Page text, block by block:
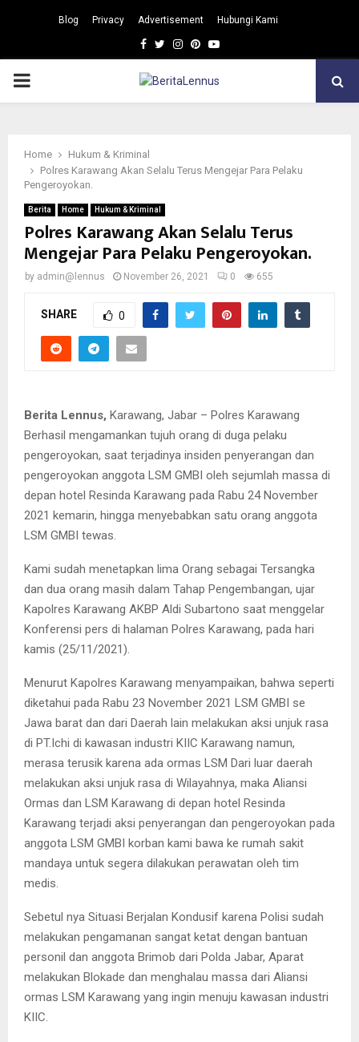
Blog Privacy Advertisement Hubungi Kami
Facebook
TwitterInstagram
Pinterest
Youtube
PRIMARY
Home
Hukum & Kriminal
Polres Karawang Akan Selalu Terus Mengejar Para Pelaku
Pengeroyokan.
Berita Home Hukum & Kriminal
Polres Karawang Akan Selalu Terus
Mengejar Para Pelaku Pengeroyokan.
by admin@lennus November 26, 2021 0 655
SHARE 0
Berita Lennus, Karawang, Jabar – Polres Karawang
Berhasil mengamankan tujuh orang di duga pelaku
pengeroyokan, saat terjadinya insiden penyerangan dan
pengeroyokan anggota LSM GMBI oleh sejumlah massa di
depan hotel Resinda Karawang pada Rabu 24 November
2021 kemarin, hingga menyebabkan satu orang anggota
LSM GMBI tewas.
Kami sudah menetapkan lima Orang sebagai Tersangka
dan dua orang masih dalam Tahap Pengembangan, ujar
Kapolres Karawang AKBP Aldi Subartono saat menggelar
Konferensi pers di halaman Polres Karawang, pada hari
kamis (25/11/2021).
Menurut Kapolres Karawang menyampaikan, bahwa seperti
diketahui pada Rabu 23 November 2021 LSM GMBI se
Jawa barat dan dari Daerah lain melakukan aksi unjuk rasa
di PT.Ichi di kawasan industri KIIC Karawang namun,
merasa terusik karena ada ormas LSM Dari luar daerah
melakukan aksi unjuk rasa di Wilayahnya, maka Aliansi
Ormas dan LSM Karawang di depan hotel Resinda
Karawang terjadi aksi penyerangan dan pengeroyokan pada
anggota LSM GMBI korban kami bawa ke rumah sakit
mandaya untuk segera dilakukan perawatan oleh tim
medis.
Sebetul nya Situasi Berjalan Kondusif karena Polisi sudah
melakukan pengamanan sangat ketat dengan bantuan
personil dan anggota Brimob dari Polda Jabar, Aparat
melakukan Blokade dan menghalau massa dari Aliansi
ormas LSM Karawang yang ingin menuju kawasan industri
KIIC.